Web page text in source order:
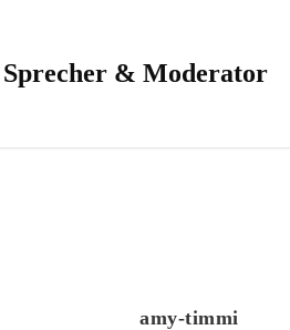
Sprecher & Moderator
amy-timmi